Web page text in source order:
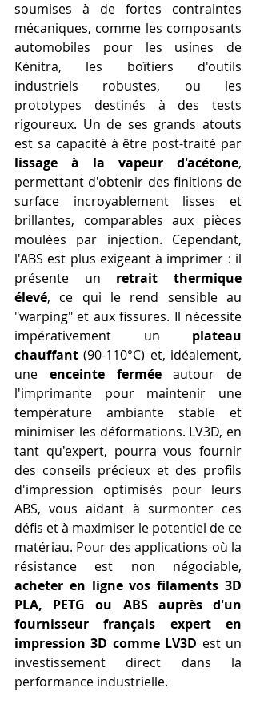
soumises à de fortes contraintes
mécaniques, comme les composants
automobiles pour les usines de
Kénitra, les boîtiers d'outils
industriels robustes, ou les
prototypes destinés à des tests
rigoureux. Un de ses grands atouts
lissage à la vapeur d'acétone,
permettant d'obtenir des finitions de
surface incroyablement lisses et
brillantes, comparables aux pièces
moulées par injection. Cependant,
l'ABS est plus exigeant à imprimer : il
présente un retrait thermique
élevé, ce qui le rend sensible au
"warping" et aux fissures. Il nécessite
impérativement un plateau
chauffant (90-110°C) et, idéalement,
une enceinte fermée autour de
l'imprimante pour maintenir une
température ambiante stable et
minimiser les déformations. LV3D, en
tant qu'expert, pourra vous fournir
des conseils précieux et des profils
d'impression optimisés pour leurs
ABS, vous aidant à surmonter ces
défis et à maximiser le potentiel de ce
matériau. Pour des applications où la
acheter en ligne vos filaments 3D
PLA, PETG ou ABS auprès d'un
fournisseur français expert en
impression 3D comme LV3D est un
investissement direct dans la
performance industrielle.